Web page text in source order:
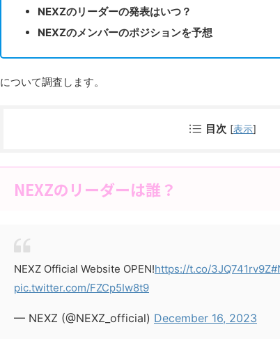
NEXZのリーダーの発表はいつ？
NEXZのメンバーのポジションを予想
について調査します。
目次 [表示]
NEXZのリーダーは誰？
NEXZ Official Website OPEN!https://t.co/3JQ741rv9Z
pic.twitter.com/FZCp5Iw8t9
— NEXZ (@NEXZ_official) December 16, 2023